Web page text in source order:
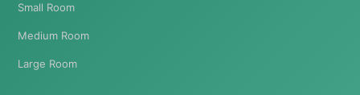
Small Room
Medium Room
Large Room